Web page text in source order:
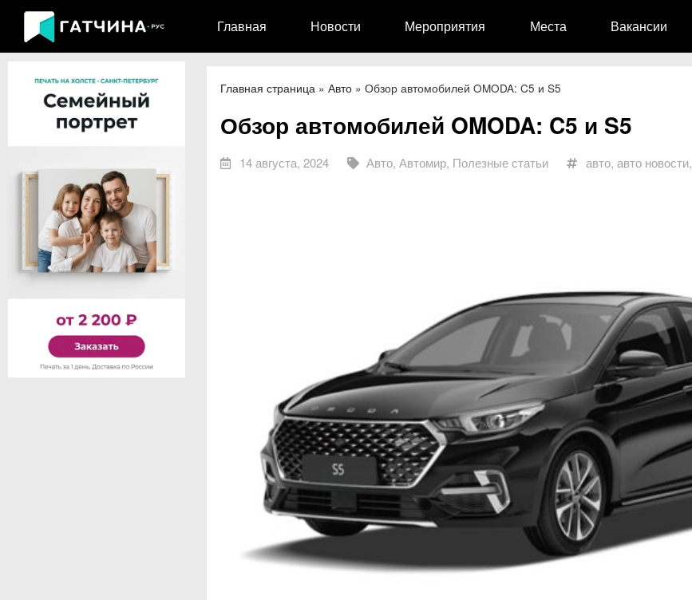
Главная Новости Мероприятия Места Вакансии
Главная страница» Авто» Обзор автомобилей OMODA: C5 и S5
Обзор автомобилей OMODA: C5 и S5
14 августа, 2024 Авто, Автомир, Полезные статьи авто, авто новости,